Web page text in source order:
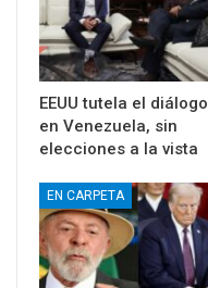
EEUU tutela el diálogo
en Venezuela, sin
elecciones a la vista
EN CARPETA